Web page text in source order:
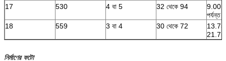
17
530 4 বা 5 32 থেকে 94
9.00
পর্যন্ত
18
559 3 বা 4 30 থেকে 72
13.75
21.75
নির্মাণের ফটো